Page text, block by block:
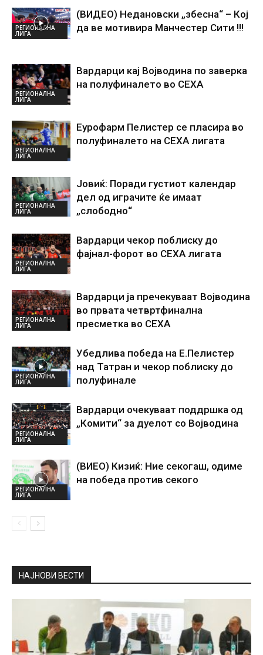
РЕГИОНАЛНА
ЛИГА
(ВИДЕО) Недановски „збесна“ – Кој
да ве мотивира Манчестер Сити !!!
РЕГИОНАЛНА
ЛИГА
Вардарци кај Војводина по заверка
на полуфиналето во СЕХА
РЕГИОНАЛНА
ЛИГА
Еурофарм Пелистер се пласира во
полуфиналето на СЕХА лигата
РЕГИОНАЛНА
ЛИГА
Јовиќ: Поради густиот календар
дел од играчите ќе имаат
„слободно“
РЕГИОНАЛНА
ЛИГА
Вардарци чекор поблиску до
фајнал-форот во СЕХА лигата
РЕГИОНАЛНА
ЛИГА
Вардарци ја пречекуваат Војводина
во првата четвртфинална
пресметка во СЕХА
РЕГИОНАЛНА
ЛИГА
Убедлива победа на Е.Пелистер
над Татран и чекор поблиску до
полуфинале
РЕГИОНАЛНА
ЛИГА
Вардарци очекуваат поддршка од
„Комити“ за дуелот со Војводина
РЕГИОНАЛНА
ЛИГА
(ВИЕО) Кизиќ: Ние секогаш, одиме
на победа против секого
НАЈНОВИ ВЕСТИ